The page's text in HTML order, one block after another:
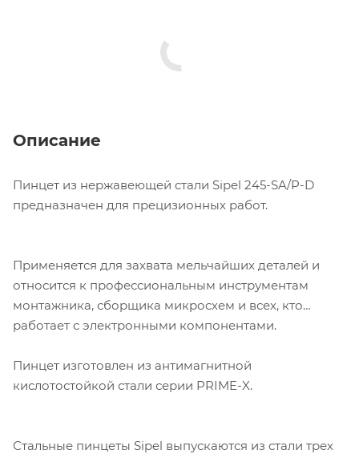
Описание
Пинцет из нержавеющей стали Sipel 245-SA/P-D
предназначен для прецизионных работ.
Применяется для захвата мельчайших деталей и
относится к профессиональным инструментам
монтажника, сборщика микросхем и всех, кто
работает с электронными компонентами.
Пинцет изготовлен из антимагнитной
кислотостойкой стали серии PRIME-X.
Стальные пинцеты Sipel выпускаются из стали трех